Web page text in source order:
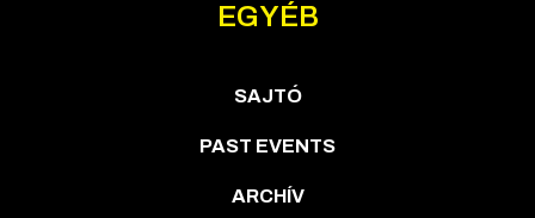
EGYÉB
SAJTÓ
PAST EVENTS
ARCHÍV